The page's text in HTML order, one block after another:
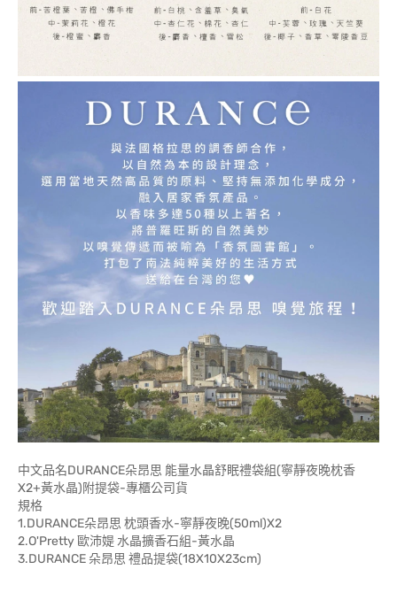
中文品名DURANCE朵昂思 能量水晶舒眠禮袋組(寧靜夜晚枕香
X2+黃水晶)附提袋-專櫃公司貨
規格
1.DURANCE朵昂思 枕頭香水-寧靜夜晚(50ml)X2
2.O'Pretty 歐沛媞 水晶擴香石組-黃水晶
3.DURANCE 朵昂思 禮品提袋(18X10X23cm)